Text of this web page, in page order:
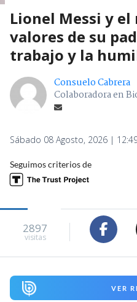
Lionel Messi y
valores de su
trabajo y la
Consuelo Cabrera
Colaboradora en
Sábado 08 Agosto, 2026 |
Seguimos criterios de
2897
visitas
VER